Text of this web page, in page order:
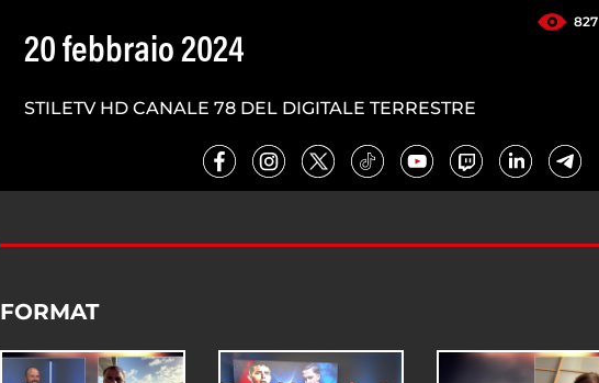
827
20 febbraio 2024
STILETV HD CANALE 78 DEL DIGITALE TERRESTRE
FORMAT